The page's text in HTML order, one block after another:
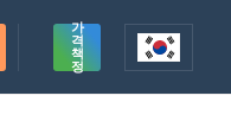
가
격
책
정